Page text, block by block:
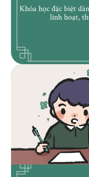
Khóa học đặc biệt
linh hoạt,